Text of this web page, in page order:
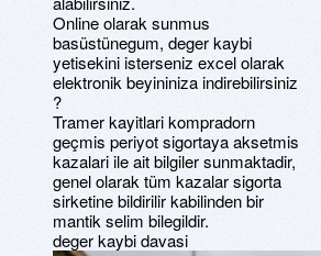
Online olarak sunmus
basüstünegum, deger kaybi
yetisekini isterseniz excel olarak
elektronik beyininiza indirebilirsiniz
?
Tramer kayitlari kompradorn
geçmis periyot sigortaya aksetmis
kazalari ile ait bilgiler sunmaktadir,
genel olarak tüm kazalar sigorta
sirketine bildirilir kabilinden bir
mantik selim bilegildir.
deger kaybi davasi